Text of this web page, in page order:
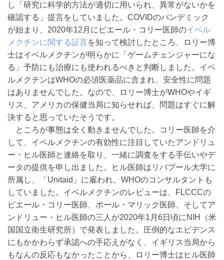
し「研究に科学的方法が適切に用いられ、異常がないかを
確認する」提言をしていました。COVIDのパンデミック
が始まり、2020年12月にピエール・コリー医師のイベル
メクチンに関する証言を知って検討したところ、ロリー博
士はイベルメクチンが明らかに「ゲームチェンジャーにな
る」予防にも治療にも使われるべきと判断しました。イベ
ルメクチンはWHOの必須医薬品に含まれ、安全性に問題
はありませんでした。なので、ロリー博士がWHOやイギ
リス、アメリカの保健当局に知らせれば、問題はすぐに解
決すると思っていたそうです。
ところが事態は全く動きませんでした。コリー医師を介
して、イベルメクチンの有効性に注目していたアンドリュ
ー・ヒル医師と連絡を取り、一緒に調査をする手伝いやデ
ータの提供を申し出ました。ヒル医師はリバプール大学に
所属し、「Unitaid」に雇われ、WHOのコンサルタントも
していました。イベルメクチンのレビューは、FLCCCの
ピエール・コリー医師、ポール・マリック医師、そしてア
ンドリュー・ヒル医師の三人が2020年1月6日頃にNIH（米
国国立衛生研究所）で発表しました。圧倒的なエビデンス
にもかかわらず承認への手応えがなく、イギリス当局から
もなんの反応もなかったことから、ロリー博士はヒル医師